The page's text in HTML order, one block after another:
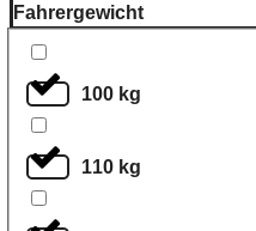
Fahrergewicht
100 kg
110 kg